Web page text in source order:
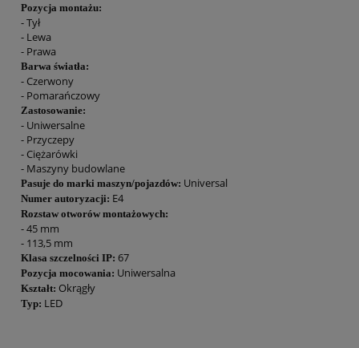
Pozycja montażu:
- Tył
- Lewa
- Prawa
Barwa światła:
- Czerwony
- Pomarańczowy
Zastosowanie:
- Uniwersalne
- Przyczepy
- Ciężarówki
- Maszyny budowlane
Pasuje do marki maszyn/pojazdów: Universal
Numer autoryzacji: E4
Rozstaw otworów montażowych:
- 45 mm
- 113,5 mm
Klasa szczelności IP: 67
Pozycja mocowania: Uniwersalna
Kształt: Okrągły
Typ: LED